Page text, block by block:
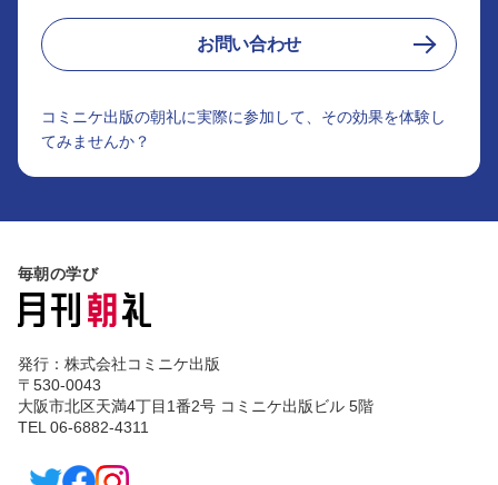
お問い合わせ
コミニケ出版の朝礼に実際に参加して、その効果を体験し
てみませんか？
毎朝の学び
発行：株式会社コミニケ出版
〒530-0043
大阪市北区天満4丁目1番2号 コミニケ出版ビル 5階
TEL 06-6882-4311